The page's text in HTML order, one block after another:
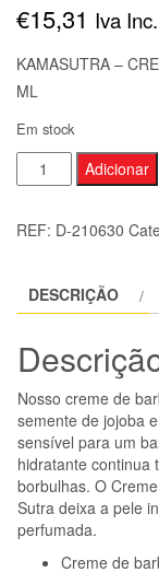
€15,31 Iva Inc.
KAMASUTRA –
ML
Em stock
Quantidade
de
KAMASUTRA
DE
FEMININO
250
ML
Adicionar
REF: D-210630
DESCRIÇÃO
Nosso creme de
semente de jojoba
sensível para um
hidratante continua
borbulhas. O
Sutra deixa a pele
perfumada.
Creme de